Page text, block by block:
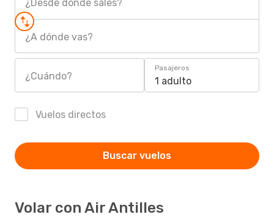
¿Desde dónde sales?
¿A dónde vas?
¿Cuándo?
Pasajeros
1 adulto
Vuelos directos
Buscar vuelos
Volar con Air Antilles